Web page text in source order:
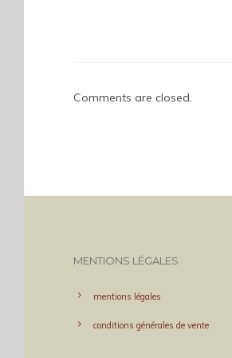
Comments are closed.
MENTIONS LÉGALES
mentions légales
conditions générales de vente